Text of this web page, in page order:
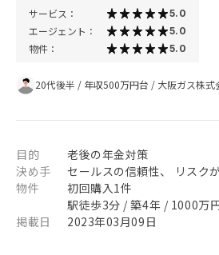
サービス： 5.0
エージェント： 5.0
物件： 5.0
20代後半 / 年収500万円台 / 大阪ガス株式
目的
老後の年金対策
決め手
セールスの信頼性、 リスク
物件
初回購入1件
駅徒歩3分 / 築4年 / 1000万
掲載日
2023年03月09日